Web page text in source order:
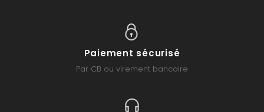
Paiement sécurisé
Par CB ou virement bancaire